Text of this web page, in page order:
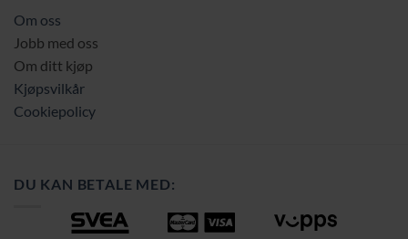
Om oss
Jobb med oss
Om ditt kjøp
Kjøpsvilkår
Cookiepolicy
DU KAN BETALE MED: